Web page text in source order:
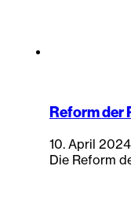
Reform der
10. April 2024
Die Reform